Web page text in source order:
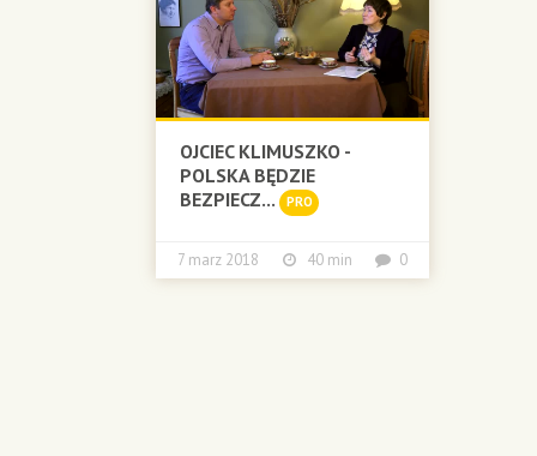
OJCIEC KLIMUSZKO -
POLSKA BĘDZIE
BEZPIECZ...
PRO
7 marz 2018 40 min 0